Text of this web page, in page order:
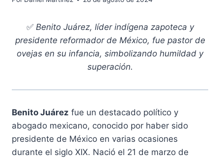
✅ Benito Juárez, líder indígena zapoteca y
presidente reformador de México, fue pastor de
ovejas en su infancia, simbolizando humildad y
superación.
Benito Juárez fue un destacado político y
abogado mexicano, conocido por haber sido
presidente de México en varias ocasiones
durante el siglo XIX. Nació el 21 de marzo de